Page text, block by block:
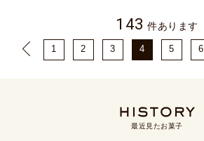
143 件あります
1 2 3 4 5 6
最近見たお菓子